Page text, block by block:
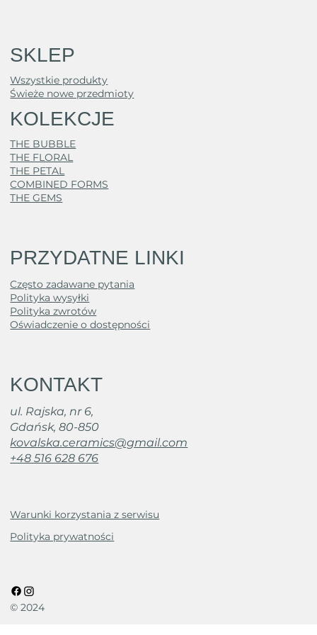
SKLEP
Wszystkie produkty
Świeże nowe przedmioty
KOLEKCJE
THE BUBBLE
THE FLORAL
THE PETAL
COMBINED FORMS
THE GEMS
PRZYDATNE LINKI
Często zadawane pytania
Polityka wysyłki
Polityka zwrotów
Oświadczenie o dostępności
KONTAKT
ul. Rajska, nr 6,
Gdańsk, 80-850
kovalska.ceramics@gmail.com
+48 516 628 676
Warunki korzystania z serwisu
Polityka prywatności
© 2024